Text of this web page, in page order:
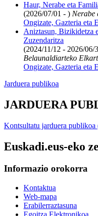
Haur, Nerabe eta
(2026/07/01 - ) Nerabe
Ongizate, Gazteria eta
Aniztasun, Bizikidetza
Zuzendaritza
(2024/11/12 - 2026/06/
Belaunaldiarteko
Ongizate, Gazteria eta
Jarduera publikoa
JARDUERA
Kontsultatu jarduera
Euskadi.eus-eko
Informazio orokorra
Kontaktua
Web-mapa
Erabilerraztasuna
Egoitza Elektronikoa